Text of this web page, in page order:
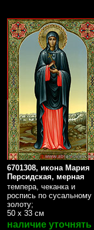
6701308, икона Мария
Персидская, мерная
темпера, чеканка и
роспись по сусальному
золоту;
50 х 33 см
наличие уточнять